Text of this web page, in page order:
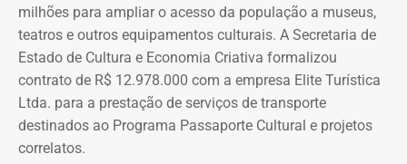
meios de recuperação, contas publicitárias e dados de
pagamento. Com isso, a Meta também seria obrigada a
elaborar uma tabela comparativa, indicando se os perfis
compartilham telefones, dispositivos, endereços de IP,
administradores, contas de anúncios, meios de
pagamento ou gerenciadores de negócios.
milhões para ampliar o acesso da população a museus,
teatros e outros equipamentos culturais. A Secretaria de
Estado de Cultura e Economia Criativa formalizou
contrato de R$ 12.978.000 com a empresa Elite Turística
Ltda. para a prestação de serviços de transporte
destinados ao Programa Passaporte Cultural e projetos
correlatos.